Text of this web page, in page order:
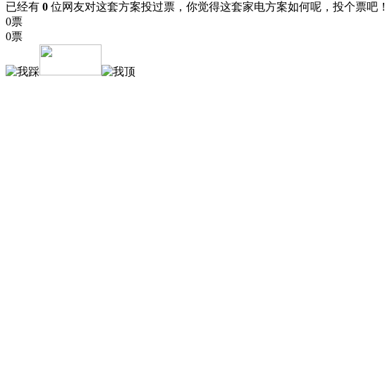
已经有 0 位网友对这套方案投过票，你觉得这套家电方案如何呢，投个票吧！
0票
0票